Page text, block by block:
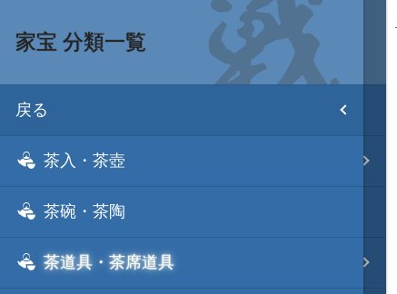
目次
武将 読み一覧
姫 読み一覧
家宝 分類一覧
家宝 分類一覧
戻る
茶入・茶壺
茶碗・茶陶
茶道具・茶席道具